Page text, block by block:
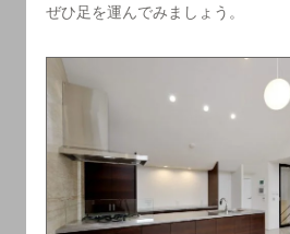
ぜひ足を運んでみましょう。